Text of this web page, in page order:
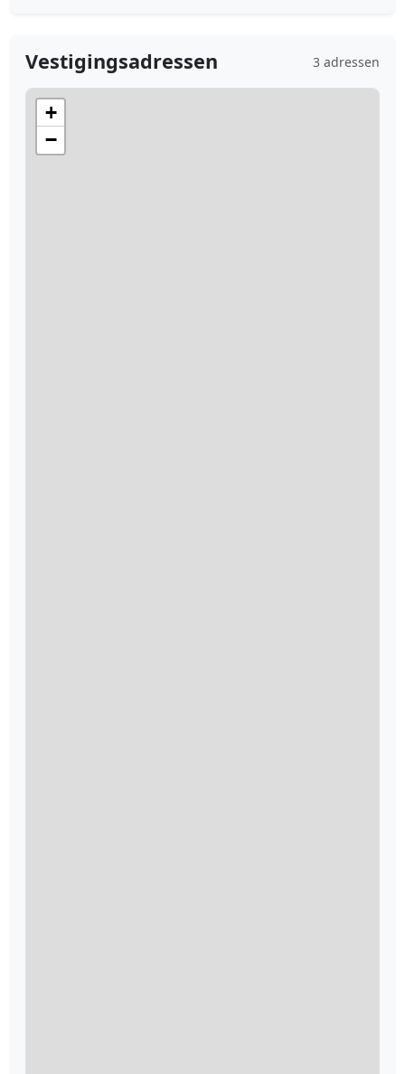
Vestigingsadressen 3 adressen
+
−